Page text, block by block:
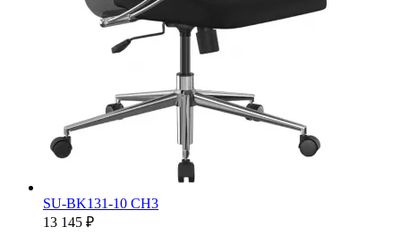
SU-BK131-10 CH3
13 145 ₽